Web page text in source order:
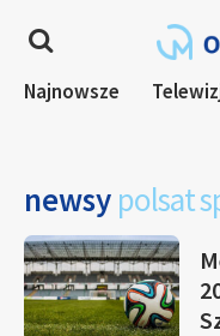
Najnowsze
newsy polsat